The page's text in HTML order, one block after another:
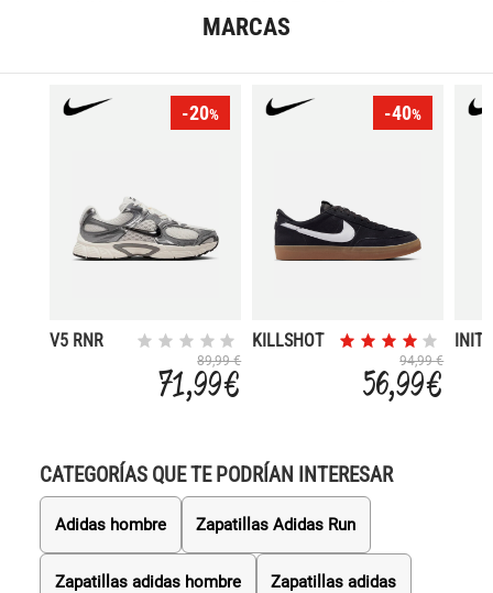
MARCAS
-20%
V5 RNR
89,99 €
71,99 €
-40%
KILLSHOT
94,99 €
56,99 €
CATEGORÍAS QUE TE PODRÍAN INTERESAR
Adidas hombre Zapatillas Adidas Run
Zapatillas adidas hombre Zapatillas adidas